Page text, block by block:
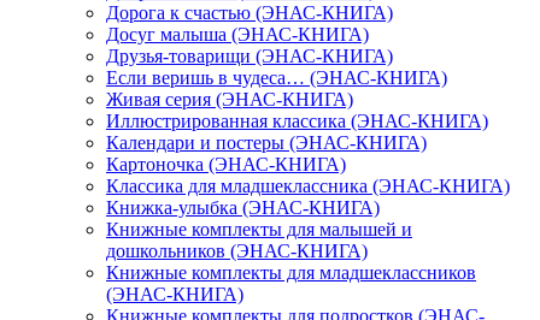
Дорога к счастью (ЭНАС-КНИГА)
Досуг малыша (ЭНАС-КНИГА)
Друзья-товарищи (ЭНАС-КНИГА)
Если веришь в чудеса… (ЭНАС-КНИГА)
Живая серия (ЭНАС-КНИГА)
Иллюстрированная классика (ЭНАС-КНИГА)
Календари и постеры (ЭНАС-КНИГА)
Картоночка (ЭНАС-КНИГА)
Классика для младшеклассника (ЭНАС-КНИГА)
Книжка-улыбка (ЭНАС-КНИГА)
Книжные комплекты для малышей и
дошкольников (ЭНАС-КНИГА)
Книжные комплекты для младшеклассников
(ЭНАС-КНИГА)
Книжные комплекты для подростков (ЭНАС-